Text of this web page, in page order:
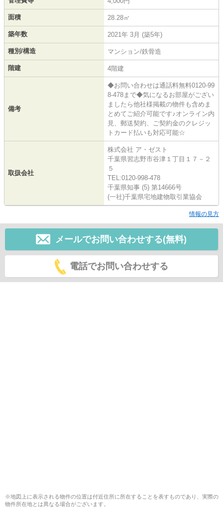
面積 28.28㎡
築年数 2021年 3月 (築5年)
種別/構造 マンション/鉄骨造
階建 4階建
備考
◆お問い合わせは通話料無料0120-99
8-478まで◆気になるお部屋がござい
ましたら他社様掲載の物件も含めま
とめてご紹介可能です♪オンライン内
見、郵送契約、ご契約金のクレジッ
トカード払いも対応可能☆
取扱会社
株式会社 ア・ゼスト
千葉県習志野市谷津１丁目１７－２
５
TEL:0120-998-478
千葉県知事 (5) 第14666号
(一社)千葉県宅地建物取引業協会
情報の見方
メールでお問い合わせする(無料)
電話でお問い合わせする
※地図上に表示される物件の位置は付近住所に所在することを表すものであり、実際の
物件所在地とは異なる場合がございます。